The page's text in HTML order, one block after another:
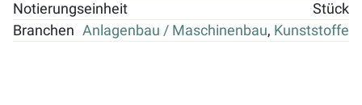
Notierungseinheit
Stück
Branchen Anlagenbau / Maschinenbau, Kunststoffe